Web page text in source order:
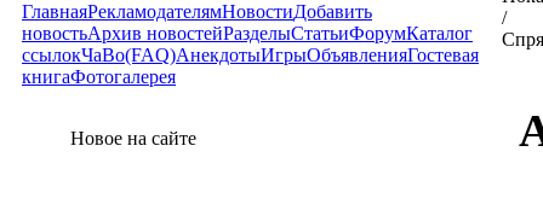
ГлавнаяРекламодателямНовостиДобавить
новостьАрхив новостейРазделыСтатьиФорумКаталог
ссылокЧаВо(FAQ)АнекдотыИгрыОбъявленияГостевая
книгаФотогалерея
Новое на сайте